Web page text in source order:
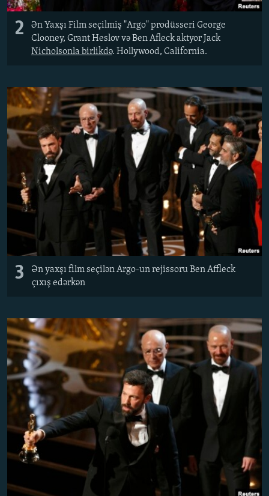
2
Ən Yaxşı Film seçilmiş "Argo" prodüsseri George
Clooney, Grant Heslov və Ben Afleck aktyor Jack
Nicholsonla birlikdə. Hollywood, California.
3
Ən yaxşı film seçilən Argo-un rejissoru Ben Affleck
çıxış edərkən